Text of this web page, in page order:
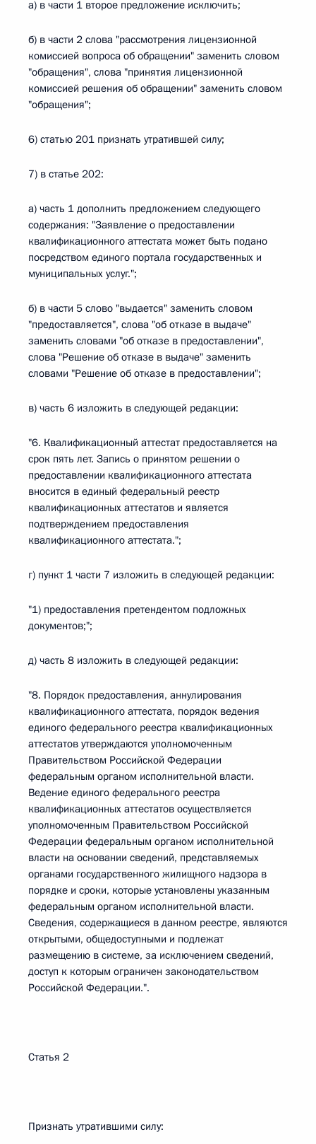
а) в части 1 второе предложение исключить;
б) в части 2 слова "рассмотрения лицензионной
комиссией вопроса об обращении" заменить словом
"обращения", слова "принятия лицензионной
комиссией решения об обращении" заменить словом
"обращения";
6) статью 201 признать утратившей силу;
7) в статье 202:
а) часть 1 дополнить предложением следующего
содержания: "Заявление о предоставлении
квалификационного аттестата может быть подано
посредством единого портала государственных и
муниципальных услуг.";
б) в части 5 слово "выдается" заменить словом
"предоставляется", слова "об отказе в выдаче"
заменить словами "об отказе в предоставлении",
слова "Решение об отказе в выдаче" заменить
словами "Решение об отказе в предоставлении";
в) часть 6 изложить в следующей редакции:
"6. Квалификационный аттестат предоставляется на
срок пять лет. Запись о принятом решении о
предоставлении квалификационного аттестата
вносится в единый федеральный реестр
квалификационных аттестатов и является
подтверждением предоставления
квалификационного аттестата.";
г) пункт 1 части 7 изложить в следующей редакции:
"1) предоставления претендентом подложных
документов;";
д) часть 8 изложить в следующей редакции:
"8. Порядок предоставления, аннулирования
квалификационного аттестата, порядок ведения
единого федерального реестра квалификационных
аттестатов утверждаются уполномоченным
Правительством Российской Федерации
федеральным органом исполнительной власти.
Ведение единого федерального реестра
квалификационных аттестатов осуществляется
уполномоченным Правительством Российской
Федерации федеральным органом исполнительной
власти на основании сведений, представляемых
органами государственного жилищного надзора в
порядке и сроки, которые установлены указанным
федеральным органом исполнительной власти.
Сведения, содержащиеся в данном реестре, являются
открытыми, общедоступными и подлежат
размещению в системе, за исключением сведений,
доступ к которым ограничен законодательством
Российской Федерации.".
Статья 2
Признать утратившими силу: